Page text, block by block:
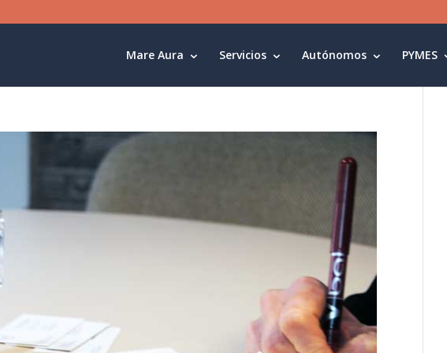
Mare Aura Servicios Autónomos PYMES